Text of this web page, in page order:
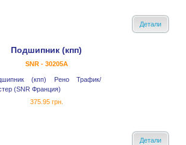
Детали
Подшипник (кпп)
SNR - 30205A
(кпп) Рено Трафик/
(SNR Франция)
375.95 грн.
Детали